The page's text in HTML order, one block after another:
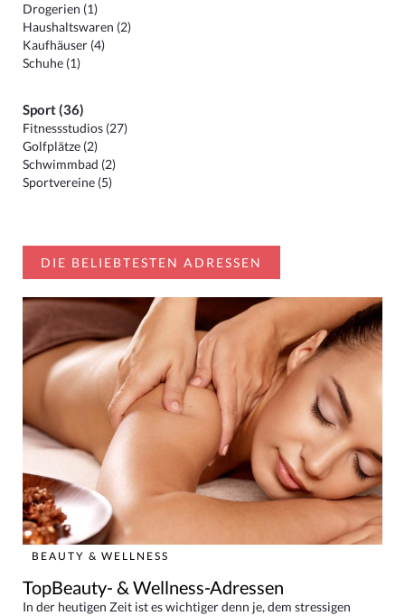
Drogerien (1)
Haushaltswaren (2)
Kaufhäuser (4)
Schuhe (1)
Sport (36)
Fitnessstudios (27)
Golfplätze (2)
Schwimmbad (2)
Sportvereine (5)
DIE BELIEBTESTEN ADRESSEN
BEAUTY & WELLNESS
TopBeauty- & Wellness-Adressen
In der heutigen Zeit ist es wichtiger denn je, dem stressigen